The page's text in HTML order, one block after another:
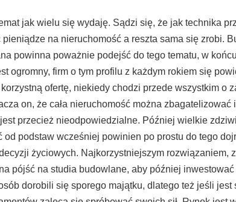
jak wielu się wydaję. Sądzi się, że jak technika
pieniądze na nieruchomość a reszta sama się zrobi.
powinna poważnie podejść do tego tematu, w
ogromny, firm o tym profilu z każdym rokiem się
ofertę, niekiedy chodzi przede wszystkim o
on, że cała nieruchomość można zbagatelizować
przecież nieodpowiedzialne. Później wielkie
podstaw wcześniej powinien po prostu do tego
życiowych. Najkorzystniejszym rozwiązaniem,
pójść na studia budowlane, aby później
dorobili się sporego majątku, dlatego też jeśli jest